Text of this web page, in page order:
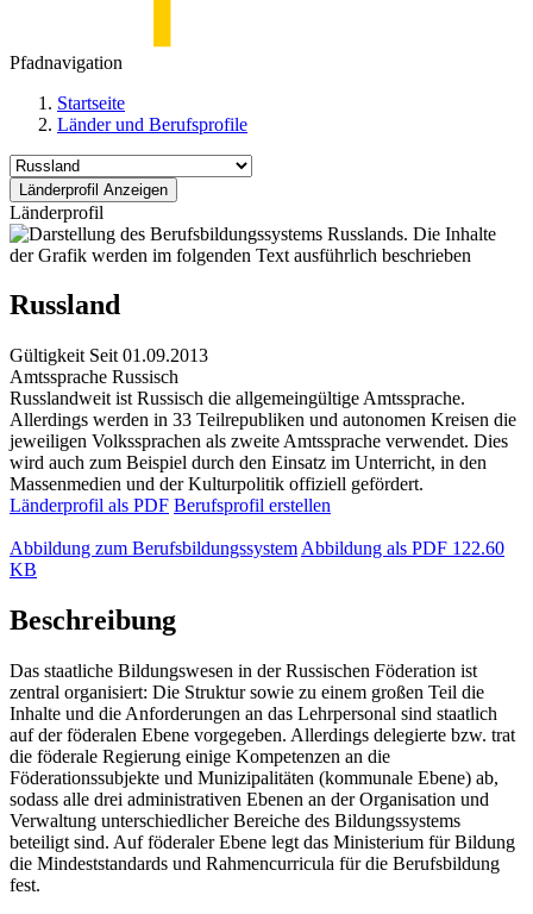
Pfadnavigation
Startseite
Länder und Berufsprofile
Länderprofil
Russland
Gültigkeit Seit 01.09.2013
Amtssprache Russisch
Russlandweit ist Russisch die allgemeingültige Amtssprache.
Allerdings werden in 33 Teilrepubliken und autonomen Kreisen die
jeweiligen Volkssprachen als zweite Amtssprache verwendet. Dies
wird auch zum Beispiel durch den Einsatz im Unterricht, in den
Massenmedien und der Kulturpolitik offiziell gefördert.
Länderprofil als PDF Berufsprofil erstellen
Abbildung zum Berufsbildungssystem Abbildung als PDF 122.60
KB
Beschreibung
Das staatliche Bildungswesen in der Russischen Föderation ist
zentral organisiert: Die Struktur sowie zu einem großen Teil die
Inhalte und die Anforderungen an das Lehrpersonal sind staatlich
auf der föderalen Ebene vorgegeben. Allerdings delegierte bzw. trat
die föderale Regierung einige Kompetenzen an die
Föderationssubjekte und Munizipalitäten (kommunale Ebene) ab,
sodass alle drei administrativen Ebenen an der Organisation und
Verwaltung unterschiedlicher Bereiche des Bildungssystems
beteiligt sind. Auf föderaler Ebene legt das Ministerium für Bildung
die Mindeststandards und Rahmencurricula für die Berufsbildung
fest.